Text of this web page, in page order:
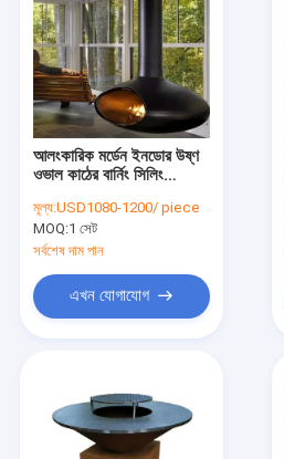
আলংকারিক মর্ডেন ইনডোর উষ্ণ
ওভাল কাঠের বার্নিং সিলিং
মূল্য:USD1080-1200/ piece
MOQ:1 সেট
সর্বশেষ দাম পান
এখন যোগাযোগ